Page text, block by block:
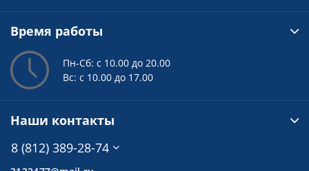
Время работы
Пн-Сб: с 10.00 до 20.00
Вс: с 10.00 до 17.00
Наши контакты
8 (812) 389-28-74